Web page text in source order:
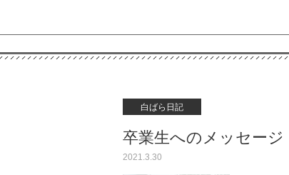
白ばら日記
卒業生へのメッセージ
2021.3.30